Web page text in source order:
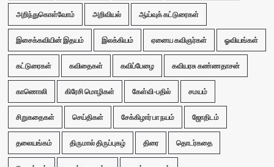
அறிந்துகொள்வோம் அறிவியல் ஆய்வுக் கட்டுரைகள்
இசைக்கவியின் இதயம் இலக்கியம் ஏனைய கவிஞர்கள் ஓவியங்கள்
கட்டுரைகள் கவிதைகள் கவிப்பேழை கவியரசு கண்ணதாசன்
காணொலி கிரேசி மொழிகள் கேள்வி-பதில் சமயம்
சிறுகதைகள் செய்திகள் சேக்கிழார் பா நயம் ஜோதிடம்
தலையங்கம் திருமால் திருப்புகழ் திரை தொடர்கதை